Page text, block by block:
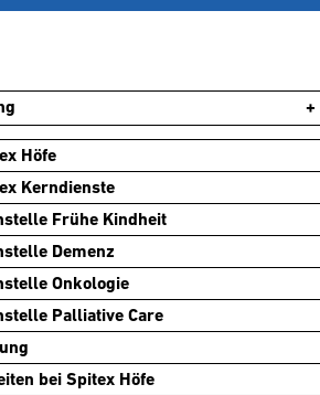
+
Höfe
Kerndienste
Frühe Kindheit
Demenz
Onkologie
Palliative Care
bei Spitex Höfe